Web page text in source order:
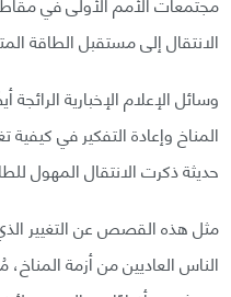
الانتقال إلى مستقبل الطاقة
وسائل الإعلام الإخبارية
المناخ وإعادة التفكير في
حديثة ذكرت الانتقال المهول
مثل هذه القصص عن التغيير
الناس العاديين من أزمة